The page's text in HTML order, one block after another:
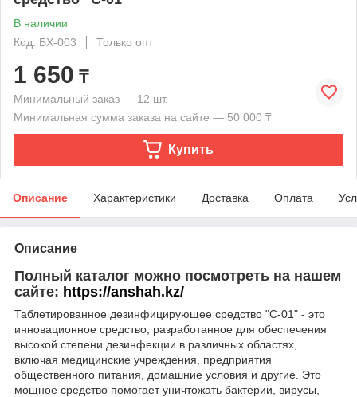
В наличии
Код: БХ-003
Только опт
1 650 ₸
Минимальный заказ — 12 шт.
Минимальная сумма заказа на сайте — 50 000 ₸
Купить
Описание Характеристики Доставка Оплата
Описание
Полный каталог можно посмотреть на нашем
сайте: https://anshah.kz/
Таблетированное дезинфицирующее средство "С-01" - это
инновационное средство, разработанное для обеспечения
высокой степени дезинфекции в различных областях,
включая медицинские учреждения, предприятия
общественного питания, домашние условия и другие. Это
мощное средство помогает уничтожать бактерии, вирусы,